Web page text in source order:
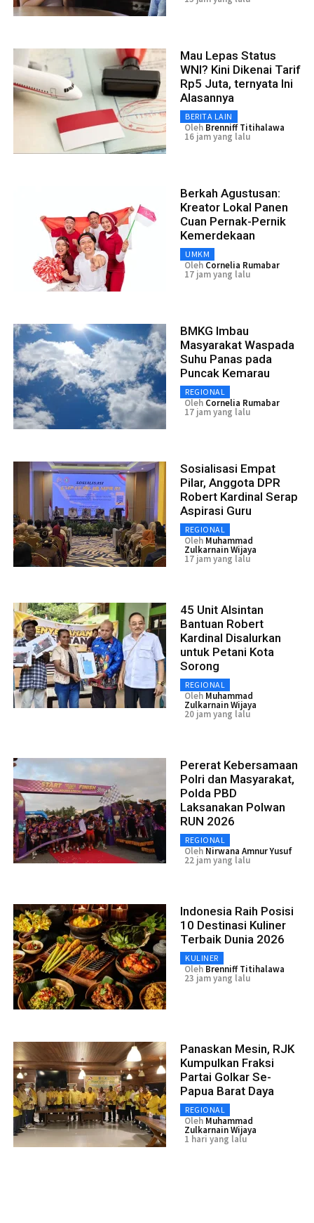
Mau Lepas Status
WNI? Kini Dikenai Tarif
Rp5 Juta, ternyata Ini
Alasannya
BERITA LAIN
Oleh Brenniff Titihalawa
16 jam yang lalu
Berkah Agustusan:
Kreator Lokal Panen
Cuan Pernak-Pernik
Kemerdekaan
UMKM
Oleh Cornelia Rumabar
17 jam yang lalu
BMKG Imbau
Masyarakat Waspada
Suhu Panas pada
Puncak Kemarau
REGIONAL
Oleh Cornelia Rumabar
17 jam yang lalu
Sosialisasi Empat
Pilar, Anggota DPR
Robert Kardinal Serap
Aspirasi Guru
REGIONAL
Oleh Muhammad
Zulkarnain Wijaya
17 jam yang lalu
45 Unit Alsintan
Bantuan Robert
Kardinal Disalurkan
untuk Petani Kota
Sorong
REGIONAL
Oleh Muhammad
Zulkarnain Wijaya
20 jam yang lalu
Pererat Kebersamaan
Polri dan Masyarakat,
Polda PBD
Laksanakan Polwan
RUN 2026
REGIONAL
Oleh Nirwana Amnur Yusuf
22 jam yang lalu
Indonesia Raih Posisi
10 Destinasi Kuliner
Terbaik Dunia 2026
KULINER
Oleh Brenniff Titihalawa
23 jam yang lalu
Panaskan Mesin, RJK
Kumpulkan Fraksi
Partai Golkar Se-
Papua Barat Daya
REGIONAL
Oleh Muhammad
Zulkarnain Wijaya
1 hari yang lalu